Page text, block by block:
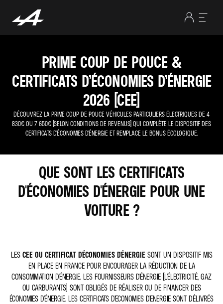
PRIME COUP DE POUCE &
CERTIFICATS D’ÉCONOMIES D’ÉNERGIE
2026 (CEE)
DÉCOUVREZ LA PRIME COUP DE POUCE VÉHICULES PARTICULIERS ÉLECTRIQUES DE 4
830€ OU 7 650€ (SELON CONDITIONS DE REVENUS) QUI COMPLÈTE LE DISPOSITIF DES
CERTIFICATS D'ÉCONOMIES D'ÉNERGIE ET REMPLACE LE BONUS ÉCOLOGIQUE.
QUE SONT LES CERTIFICATS
D'ÉCONOMIES D'ÉNERGIE POUR UNE
VOITURE ?
LESCEE OU CERTIFICAT D'ÉCONOMIES D'ÉNERGIESONT UN DISPOSITIF MIS
EN PLACE EN FRANCE POUR ENCOURAGER LA RÉDUCTION DE LA
CONSOMMATION D'ÉNERGIE. LES FOURNISSEURS D'ÉNERGIE (L’ÉLECTRICITÉ, GAZ
OU CARBURANTS) SONT OBLIGÉS DE RÉALISER OU DE FINANCER DES
ÉCONOMIES D’ÉNERGIE. LES CERTIFICATS D’ECONOMIES D’ENERGIE SONT DÉLIVRÉS